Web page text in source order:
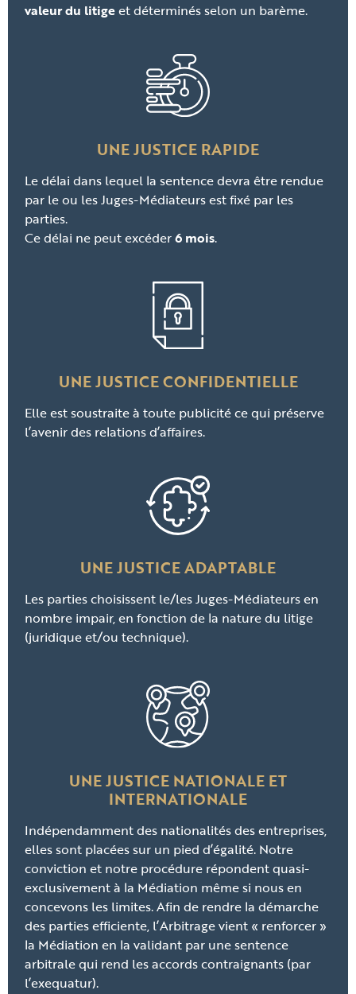
valeur du litigeet déterminés selon un barème.
UNE JUSTICE RAPIDE
Le délai dans lequel la sentence devra être rendue
par le ou les Juges-Médiateurs est fixé par les
parties.
Ce délai ne peut excéder6 mois.
UNE JUSTICE CONFIDENTIELLE
Elle est soustraite à toute publicité ce qui préserve
l’avenir des relations d’affaires.
UNE JUSTICE ADAPTABLE
Les parties choisissent le/les Juges-Médiateurs en
nombre impair, en fonction de la nature du litige
(juridique et/ou technique).
UNE JUSTICE NATIONALE ET
INTERNATIONALE
Indépendamment des nationalités des entreprises,
elles sont placées sur un pied d’égalité. Notre
conviction et notre procédure répondent quasi-
exclusivement à la Médiation même si nous en
concevons les limites. Afin de rendre la démarche
des parties efficiente, l’Arbitrage vient « renforcer »
la Médiation en la validant par une sentence
arbitrale qui rend les accords contraignants (par
l’exequatur).